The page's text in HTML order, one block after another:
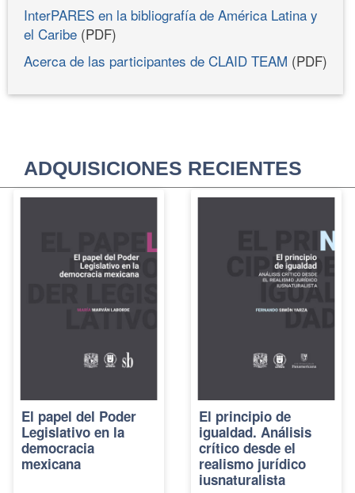
InterPARES en la bibliografía de América Latina y
el Caribe (PDF)
Acerca de las participantes de CLAID TEAM (PDF)
ADQUISICIONES RECIENTES
El papel del Poder
Legislativo en la
democracia
mexicana
El principio de
igualdad. Análisis
crítico desde el
realismo jurídico
iusnaturalista